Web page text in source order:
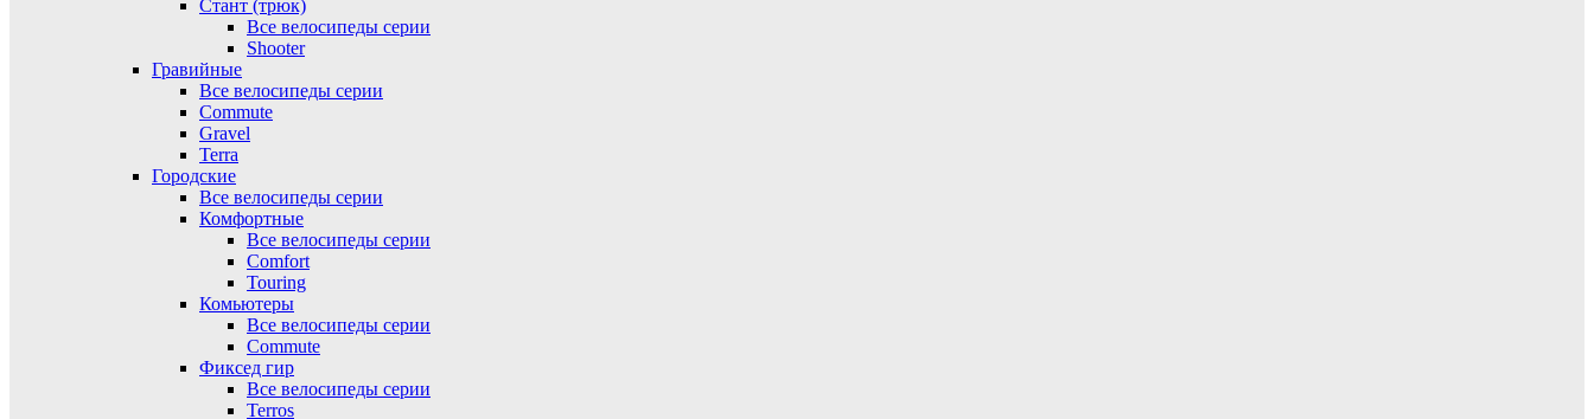
Стант (трюк)
Все велосипеды серии
Shooter
Гравийные
Все велосипеды серии
Commute
Gravel
Terra
Городские
Все велосипеды серии
Комфортные
Все велосипеды серии
Comfort
Touring
Комьютеры
Все велосипеды серии
Commute
Фиксед гир
Все велосипеды серии
Terros